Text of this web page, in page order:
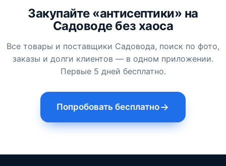
Закупайте «антисептики» на
Садоводе без хаоса
Все товары и поставщики Садовода, поиск по фото,
заказы и долги клиентов — в одном приложении.
Первые 5 дней бесплатно.
Попробовать бесплатно